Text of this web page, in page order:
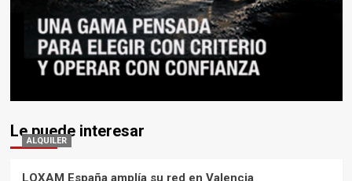
Le puede interesar
ALQUILER
LOXAM España amplía su red en Valencia